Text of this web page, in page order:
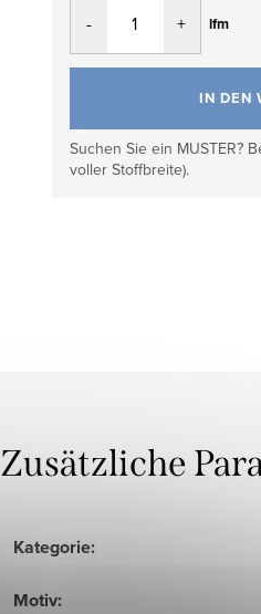
lfm
IN DEN
Suchen Sie ein MUSTER?
voller Stoffbreite).
Zusätzliche
Kategorie:
Motiv: